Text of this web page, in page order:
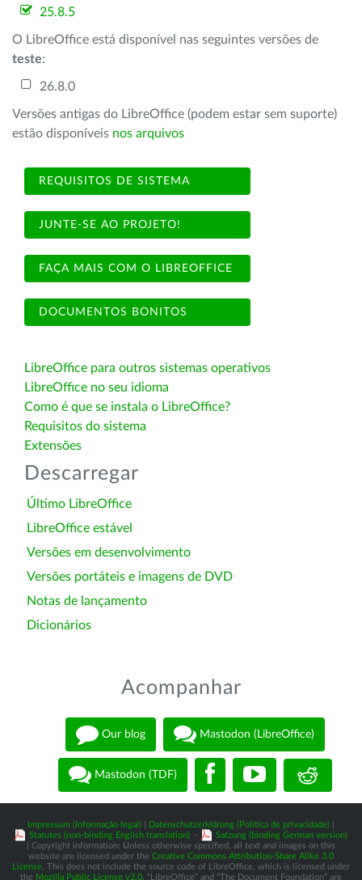
25.8.5
O LibreOffice está disponível nas seguintes versões de
teste:
26.8.0
Versões antigas do LibreOffice (podem estar sem suporte)
estão disponíveis nos arquivos
REQUISITOS DE SISTEMA
JUNTE-SE AO PROJETO!
FAÇA MAIS COM O LIBREOFFICE
DOCUMENTOS BONITOS
LibreOffice para outros sistemas operativos
LibreOffice no seu idioma
Como é que se instala o LibreOffice?
Requisitos do sistema
Extensões
Descarregar
Último LibreOffice
LibreOffice estável
Versões em desenvolvimento
Versões portáteis e imagens de DVD
Notas de lançamento
Dicionários
Acompanhar
Our blog Mastodon (LibreOffice)
Mastodon (TDF)
Impressum (Informação legal) Datenschutzerklärung (Política de privacidade)
Statutes (non-binding English translation) -
Satzung (binding German version)
| Copyright information: Unless otherwise specified, all text and images on this
website are licensed under the Creative Commons Attribution-Share Alike 3.0
License . This does not include the source code of LibreOffice, which is licensed under
the Mozilla Public License v2.0 . “LibreOffice” and “The Document Foundation” are